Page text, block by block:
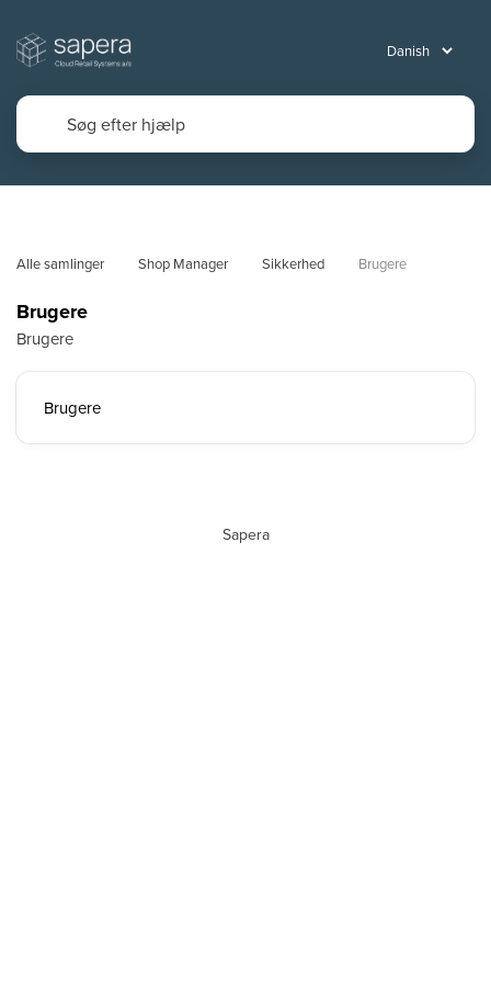
Alle samlinger Shop Manager Sikkerhed Brugere
Brugere
Brugere
Brugere
Sapera